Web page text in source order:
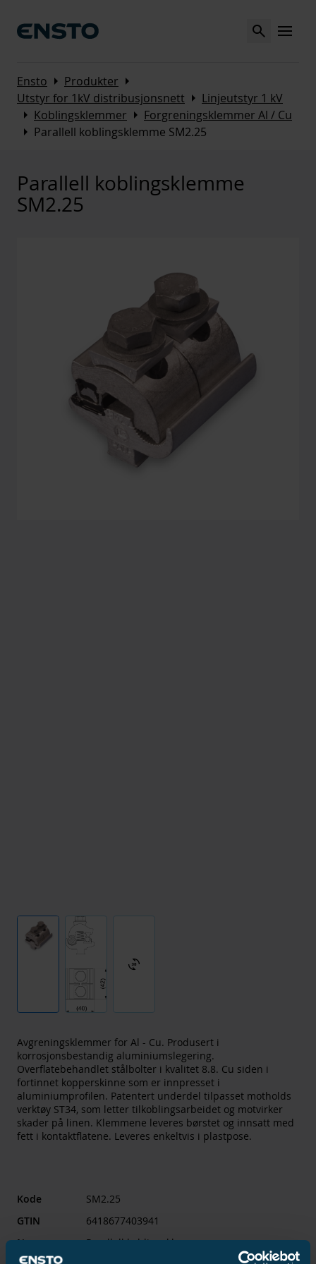
Search MENU
Ensto Arrow_right Produkter Arrow_right
Utstyr for 1kV distribusjonsnett Arrow_right Linjeutstyr 1 kV
Arrow_right Koblingsklemmer Arrow_right Forgreningsklemmer Al / Cu
Arrow_right Parallell koblingsklemme SM2.25
Parallell koblingsklemme
SM2.25
3d_rotation
Avgreningsklemmer for Al - Cu. Produsert i
korrosjonsbestandig aluminiumslegering.
Overflatebehandlet stålbolter i kvalitet 8.8. Cu siden i
fortinnet kopperskinne som er innpresset i
aluminiumprofilen. Patentert underdel tilpasset motholds
verktøy ST34, som letter tilkoblingsarbeidet og motvirker
skader på linen. Klemmene leveres børstet og innsatt med
fett i kontaktflatene. Leveres enkeltvis i plastpose.
Kode
SM2.25
GTIN
6418677403941
Navn
Parallell koblingsklemme